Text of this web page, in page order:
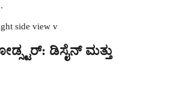
ಡಿಸೈನ್ ಮತ್ತು